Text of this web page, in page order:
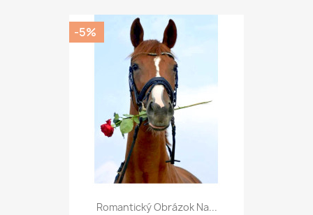
Romantický Obrázok Na...
-5%